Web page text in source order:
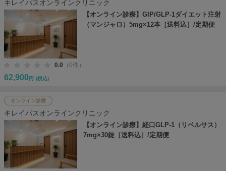
キレイパスオンラインクリニック
【オンライン診療】GIP/GLP-1ダイエット注射
（マンジャロ）5mg×12本［送料込］/定期便
0.0 （0件）
62,900 円 (税込)
オンライン診療
キレイパスオンラインクリニック
【オンライン診療】経口GLP-1（リベルサス）
7mg×30錠［送料込］/定期便